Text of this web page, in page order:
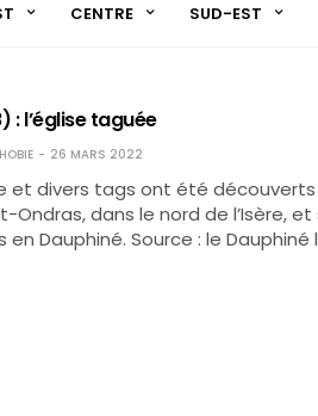
CENTRE SUD-EST
: l’église taguée
26 MARS 2022
et divers tags ont été découverts
Ondras, dans le nord de l’Isère,
Dauphiné. Source : le Dauphiné